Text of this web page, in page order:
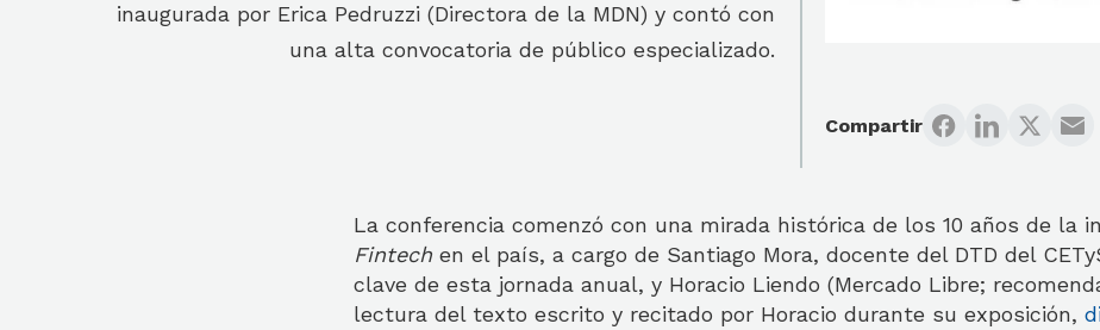
inaugurada por Erica Pedruzzi (Directora de la MDN) y contó con
una alta convocatoria de público especializado.
Compartir
La conferencia comenzó con una mirada histórica de los 10 años de la
Fintech en el país, a cargo de Santiago Mora, docente del DTD del
clave de esta jornada anual, y Horacio Liendo (Mercado Libre;
lectura del texto escrito y recitado por Horacio durante su exposición,